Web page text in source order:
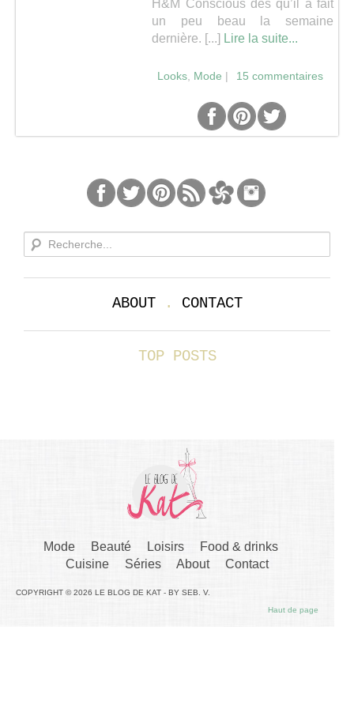
H&M Conscious dès qu’il a fait
un peu beau la semaine
dernière. [...] Lire la suite...
Looks, Mode | 15 commentaires
ABOUT. CONTACT
TOP POSTS
Mode Beauté Loisirs
Food & drinks
Cuisine
Séries About Contact
COPYRIGHT © 2026 LE BLOG DE KAT - BY SEB. V.
Haut de page